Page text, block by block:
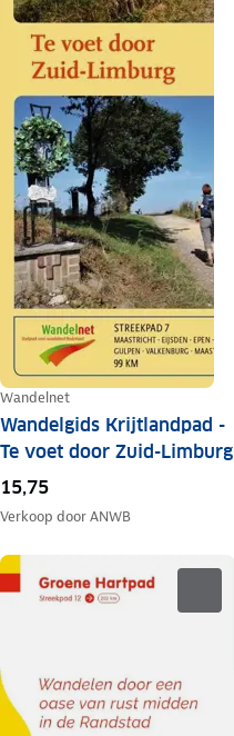
Wandelnet
Wandelgids Krijtlandpad -
Te voet door Zuid-Limburg
15,75
Verkoop doorANWB